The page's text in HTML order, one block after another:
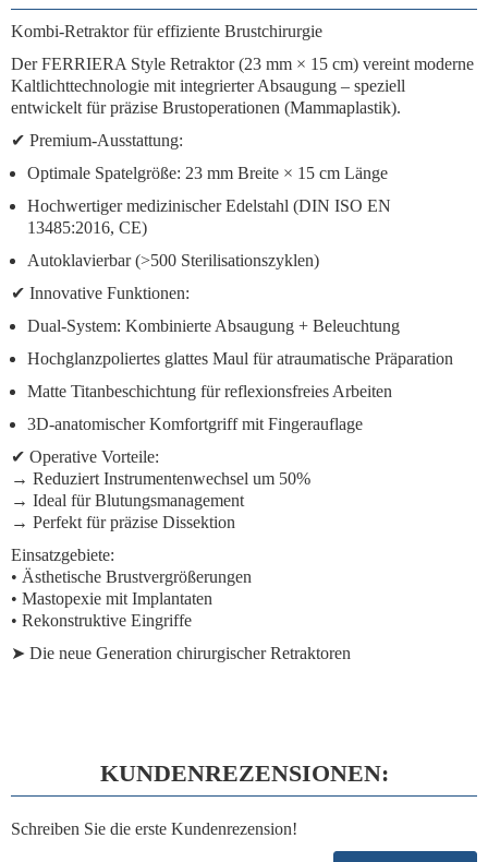
Kombi-Retraktor für effiziente Brustchirurgie
DerFERRIERA Style Retraktor(23 mm × 15 cm) vereint moderne
Kaltlichttechnologie mit integrierter Absaugung – speziell
entwickelt für präzise Brustoperationen (Mammaplastik).
✔ Premium-Ausstattung:
Optimale Spatelgröße: 23 mm Breite × 15 cm Länge
Hochwertiger medizinischer Edelstahl (DIN ISO EN
13485:2016, CE)
Autoklavierbar(>500 Sterilisationszyklen)
✔ Innovative Funktionen:
Dual-System: Kombinierte Absaugung + Beleuchtung
Hochglanzpoliertes glattes Maul für atraumatische Präparation
Matte Titanbeschichtung für reflexionsfreies Arbeiten
3D-anatomischer Komfortgriffmit Fingerauflage
✔ Operative Vorteile:
→ Reduziert Instrumentenwechsel um 50%
→ Ideal für Blutungsmanagement
→ Perfekt für präzise Dissektion
Einsatzgebiete:
• Ästhetische Brustvergrößerungen
• Mastopexie mit Implantaten
• Rekonstruktive Eingriffe
➤ Die neue Generation chirurgischer Retraktoren
KUNDENREZENSIONEN:
Schreiben Sie die erste Kundenrezension!